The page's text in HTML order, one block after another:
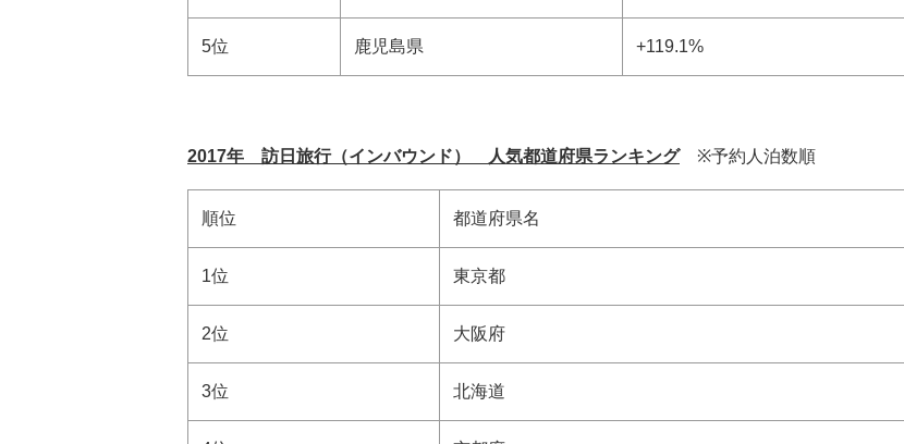
5位 鹿児島県 +119.1%
2017年 訪日旅行（インバウンド） 人気都道府県ランキング※予約人泊数順
順位 都道府県名
1位 東京都
2位 大阪府
3位 北海道